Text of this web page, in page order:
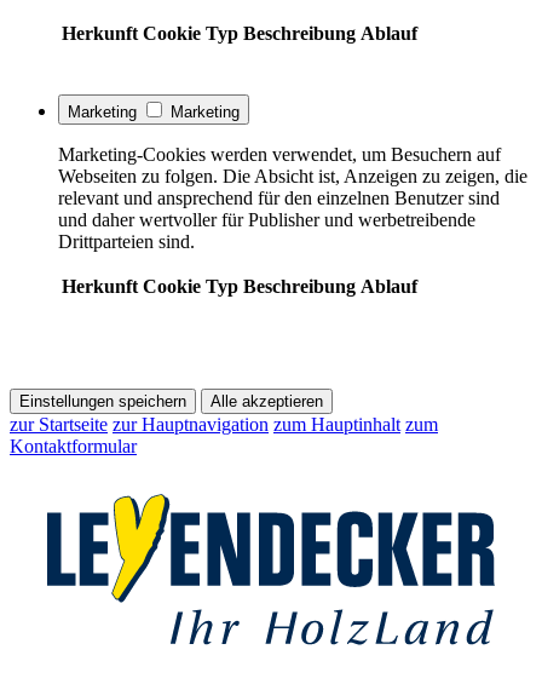
Herkunft Cookie Typ Beschreibung Ablauf
Marketing Marketing
Marketing-Cookies werden verwendet, um Besuchern auf
Webseiten zu folgen. Die Absicht ist, Anzeigen zu zeigen, die
relevant und ansprechend für den einzelnen Benutzer sind
und daher wertvoller für Publisher und werbetreibende
Drittparteien sind.
Herkunft Cookie Typ Beschreibung Ablauf
Einstellungen speichern Alle akzeptieren
zur Startseite zur Hauptnavigation zum Hauptinhalt zum
Kontaktformular